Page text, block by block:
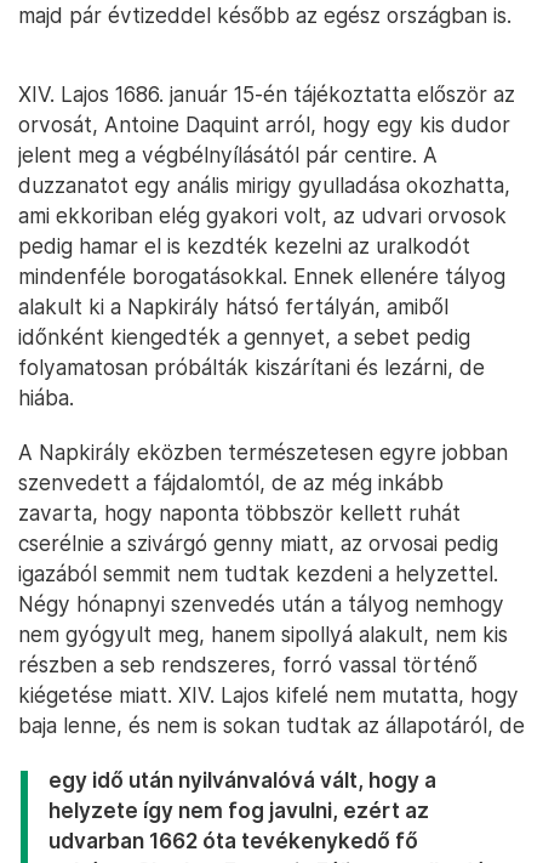
majd pár évtizeddel később az egész országban is.
XIV. Lajos 1686. január 15-én tájékoztatta először az
orvosát, Antoine Daquint arról, hogy egy kis dudor
jelent meg a végbélnyílásától pár centire. A
duzzanatot egy anális mirigy gyulladása okozhatta,
ami ekkoriban elég gyakori volt, az udvari orvosok
pedig hamar el is kezdték kezelni az uralkodót
mindenféle borogatásokkal. Ennek ellenére tályog
alakult ki a Napkirály hátsó fertályán, amiből
időnként kiengedték a gennyet, a sebet pedig
folyamatosan próbálták kiszárítani és lezárni, de
hiába.
A Napkirály eközben természetesen egyre jobban
szenvedett a fájdalomtól, de az még inkább
zavarta, hogy naponta többször kellett ruhát
cserélnie a szivárgó genny miatt, az orvosai pedig
igazából semmit nem tudtak kezdeni a helyzettel.
Négy hónapnyi szenvedés után a tályog nemhogy
nem gyógyult meg, hanem sipollyá alakult, nem kis
részben a seb rendszeres, forró vassal történő
kiégetése miatt. XIV. Lajos kifelé nem mutatta, hogy
baja lenne, és nem is sokan tudtak az állapotáról, de
egy idő után nyilvánvalóvá vált, hogy a
helyzete így nem fog javulni, ezért az
udvarban 1662 óta tevékenykedő fő